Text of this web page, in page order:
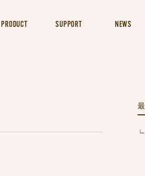
PRODUCT SUPPORT NEWS